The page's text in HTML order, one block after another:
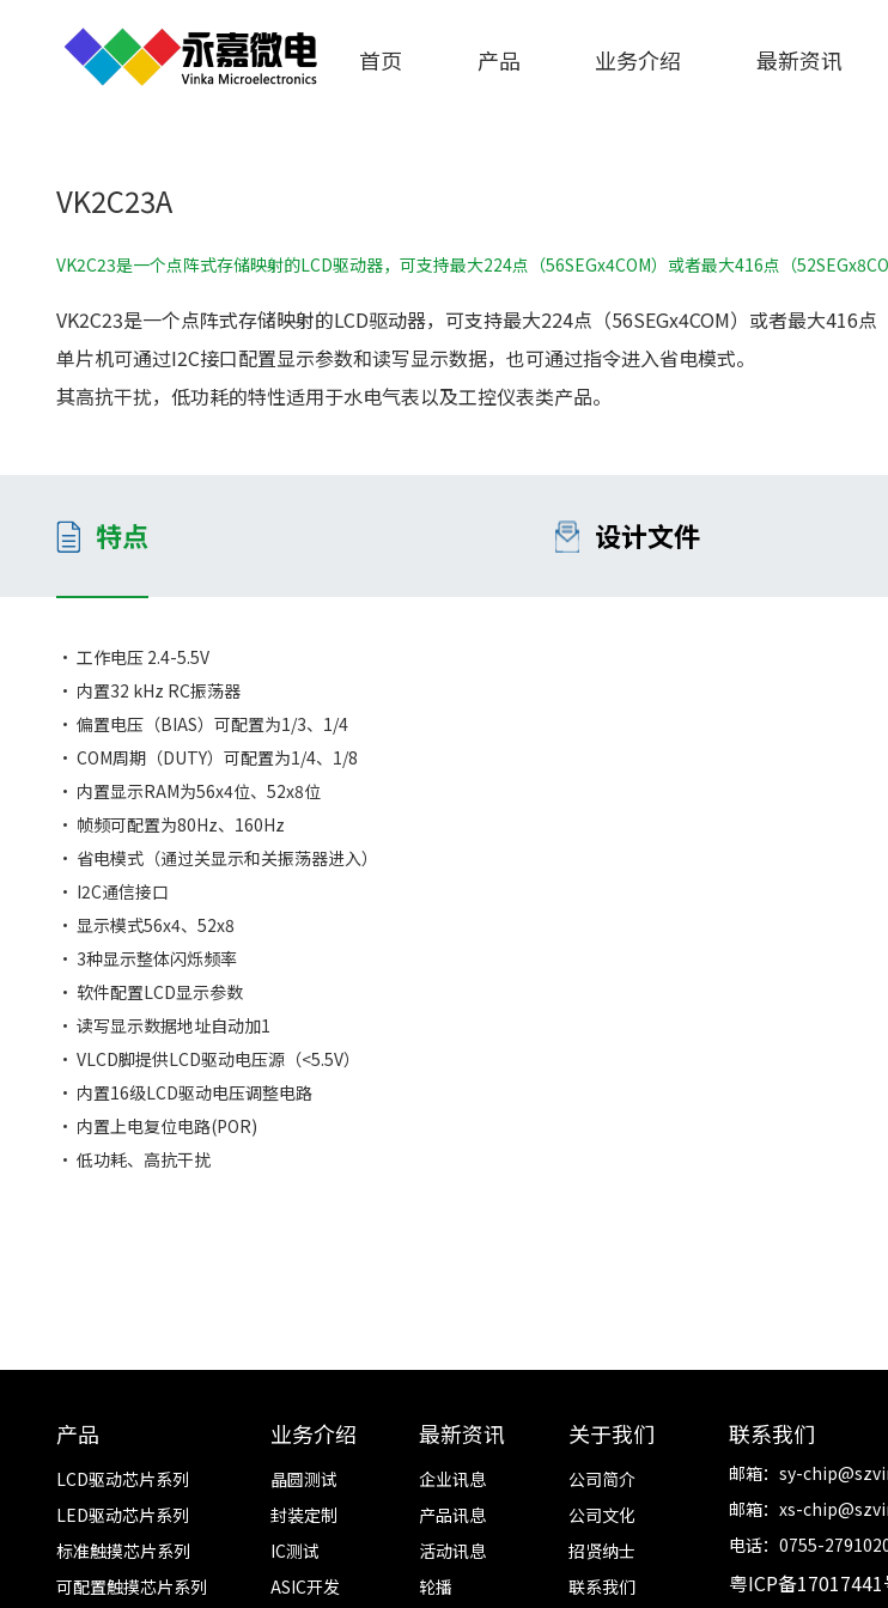
首页 产品 业务介绍 最新资讯
VK2C23A
VK2C23是一个点阵式存储映射的LCD驱动器，可支持最大224点（56SEGx4COM）或者最大416点（
VK2C23是一个点阵式存储映射的LCD驱动器，可支持最大224点（56SEGx4COM）或者最大416点
单片机可通过I2C接口配置显示参数和读写显示数据，也可通过指令进入省电模式。
其高抗干扰，低功耗的特性适用于水电气表以及工控仪表类产品。
特点 设计文件
• 工作电压 2.4-5.5V
• 内置32 kHz RC振荡器
• 偏置电压（BIAS）可配置为1/3、1/4
• COM周期（DUTY）可配置为1/4、1/8
• 内置显示RAM为56x4位、52x8位
• 帧频可配置为80Hz、160Hz
• 省电模式（通过关显示和关振荡器进入）
• I2C通信接口
• 显示模式56x4、52x8
• 3种显示整体闪烁频率
• 软件配置LCD显示参数
• 读写显示数据地址自动加1
• VLCD脚提供LCD驱动电压源（<5.5V）
• 内置16级LCD驱动电压调整电路
• 内置上电复位电路(POR)
• 低功耗、高抗干扰
产品
LCD驱动芯片系列
LED驱动芯片系列
标准触摸芯片系列
可配置触摸芯片系列
业务介绍
晶圆测试
封装定制
IC测试
ASIC开发
最新资讯
企业讯息
产品讯息
活动讯息
轮播
关于我们
公司简介
公司文化
招贤纳士
联系我们
联系我们
邮箱：sy-
邮箱：xs-
电话：0755-
粤ICP备17017441